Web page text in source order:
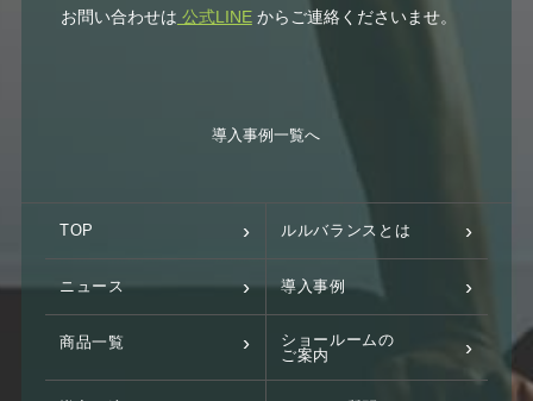
お問い合わせは 公式LINEからご連絡くださいませ。
導入事例一覧へ
TOP ルルバランスとは
ニュース 導入事例
商品一覧
ショールームの
ご案内